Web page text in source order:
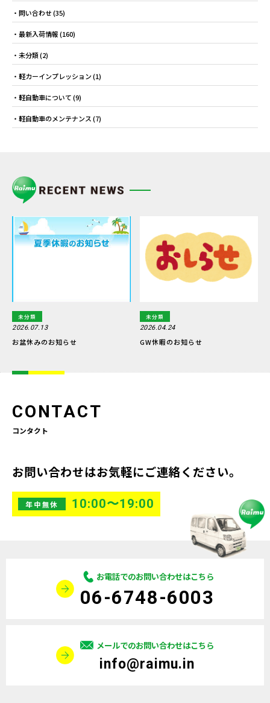
問い合わせ(35)
最新入荷情報(160)
未分類(2)
軽カーインプレッション(1)
軽自動車について(9)
軽自動車のメンテナンス(7)
未分類
2026.07.13
お盆休みのお知らせ
未分類
2026.04.24
GW休暇のお知らせ
CONTACT
コンタクト
お問い合わせはお気軽にご連絡ください。
年中無休 10:00〜19:00
お電話でのお問い合わせはこちら
06-6748-6003
メールでのお問い合わせはこちら
info@raimu.in